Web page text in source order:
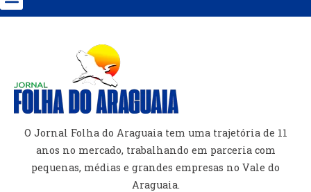
O Jornal Folha do Araguaia tem uma trajetória de 11
anos no mercado, trabalhando em parceria com
pequenas, médias e grandes empresas no Vale do
Araguaia.